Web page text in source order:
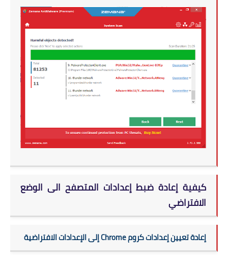
كيفية إعادة ضبط إعدادات المتصفح الى الوضع
الافتراضي
إعادة تعيين إعدادات كروم Chrome إلى الإعدادات الافتراضية